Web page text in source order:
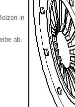
in
ab.